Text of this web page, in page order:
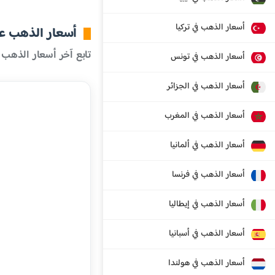
أسعار الذهب في تركيا
أسعار الذهب في تونس
أسعار الذهب في الجزائر
أسعار الذهب في المغرب
أسعار الذهب في ألمانيا
أسعار الذهب في فرنسا
أسعار الذهب في إيطاليا
أسعار الذهب في أسبانيا
أسعار الذهب في هولندا
أسعار الذهب
تابع آخر أسعار